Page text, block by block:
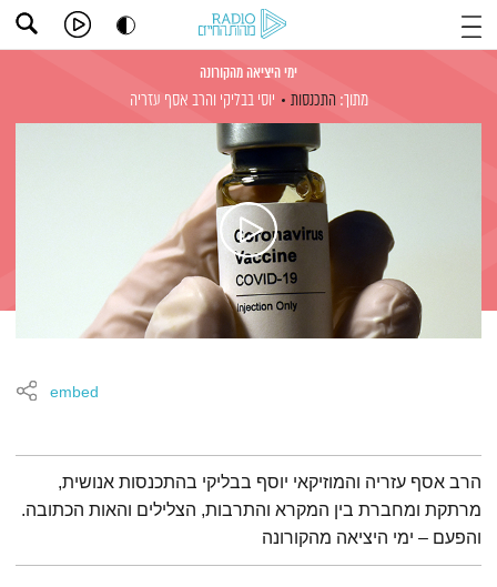
ימי היציאה מהקורונה
מתוך: התכנסות יוסי בבליקי והרב אסף עזריה
embed
תמצית הפודקאסט
הרב אסף עזריה והמוזיקאי יוסף בבליקי בהתכנסות אנושית,
מרתקת ומחברת בין המקרא והתרבות, הצלילים והאות הכתובה.
והפעם – ימי היציאה מהקורונה